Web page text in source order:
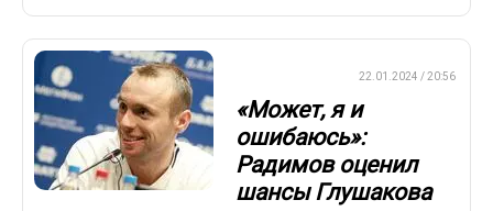
22.01.2024 / 20:56
«Может, я и
ошибаюсь»:
Радимов оценил
шансы Глушакова